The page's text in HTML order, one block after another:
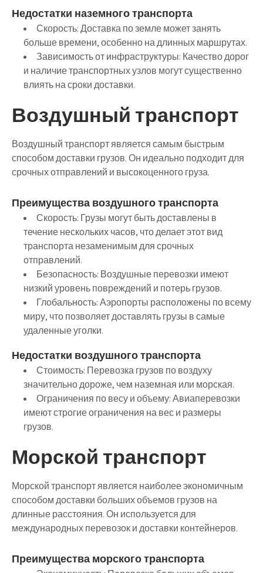
Недостатки наземного транспорта
Скорость:Доставка по земле может занять
больше времени, особенно на длинных маршрутах.
Зависимость от инфраструктуры: Качество дорог
и наличие транспортных узлов могут существенно
влиять на сроки доставки.
Воздушный транспорт
Воздушный транспорт является самым быстрым
способом доставки грузов. Он идеально подходит для
срочных отправлений и высокоценного груза.
Преимущества воздушного транспорта
Скорость: Грузы могут быть доставлены в
течение нескольких часов, что делает этот вид
транспорта незаменимым для срочных
отправлений.
Безопасность: Воздушные перевозки имеют
низкий уровень повреждений и потерь грузов.
Глобальность:Аэропорты расположены по всему
миру, что позволяет доставлять грузы в самые
удаленные уголки.
Недостатки воздушного транспорта
Стоимость: Перевозка грузов по воздуху
значительно дороже, чем наземная или морская.
Ограничения по весу и объему:Авиаперевозки
имеют строгие ограничения на вес и размеры
грузов.
Морской транспорт
Морской транспорт является наиболее экономичным
способом доставки больших объемов грузов на
длинные расстояния. Он используется для
международных перевозок и доставки контейнеров.
Преимущества морского транспорта